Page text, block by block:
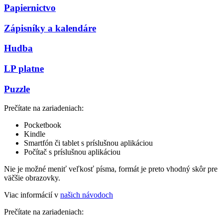
Papiernictvo
Zápisníky a kalendáre
Hudba
LP platne
Puzzle
Prečítate na zariadeniach:
Pocketbook
Kindle
Smartfón či tablet s príslušnou aplikáciou
Počítač s príslušnou aplikáciou
Nie je možné meniť veľkosť písma, formát je preto vhodný skôr pre
väčšie obrazovky.
Viac informácií v našich návodoch
Prečítate na zariadeniach: